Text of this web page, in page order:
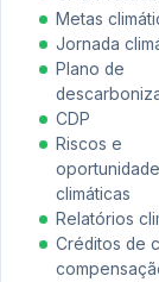
Metas
Jornada
Plano de
CDP
Riscos e
climáticas
Relatórios
Créditos de